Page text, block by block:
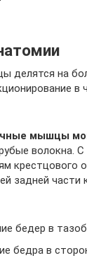
делятся на
в
мышцы
волокна.
крестцового
задней
бедер в
бедра в